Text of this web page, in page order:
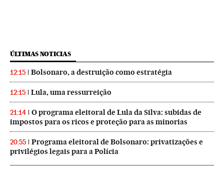
ÚLTIMAS NOTICIAS
12:15 Bolsonaro, a destruição como estratégia
12:15 Lula, uma ressurreição
21:14
O programa eleitoral de Lula da Silva: subidas de
impostos para os ricos e proteção para as minorias
20:55
Programa eleitoral de Bolsonaro: privatizações e
privilégios legais para a Polícia